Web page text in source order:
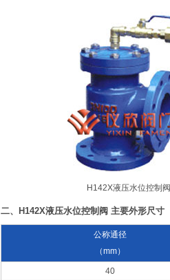
H142X液压水位控制阀
二、H142X液压水位控制阀 主要外形尺寸
公称通径
（mm）
40